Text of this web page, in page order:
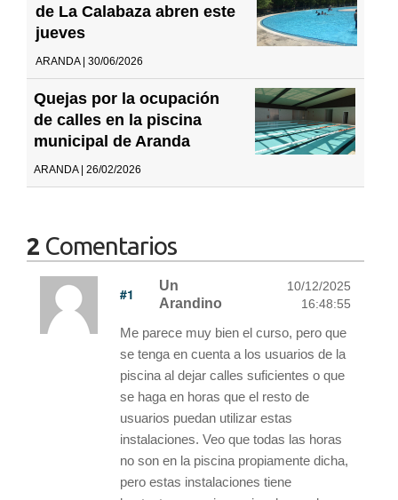
de La Calabaza abren este
jueves
ARANDA | 30/06/2026
Quejas por la ocupación
de calles en la piscina
municipal de Aranda
ARANDA | 26/02/2026
2 Comentarios
#1
Un
Arandino
10/12/2025
16:48:55
Me parece muy bien el curso, pero que
se tenga en cuenta a los usuarios de la
piscina al dejar calles suficientes o que
se haga en horas que el resto de
usuarios puedan utilizar estas
instalaciones. Veo que todas las horas
no son en la piscina propiamente dicha,
pero estas instalaciones tiene